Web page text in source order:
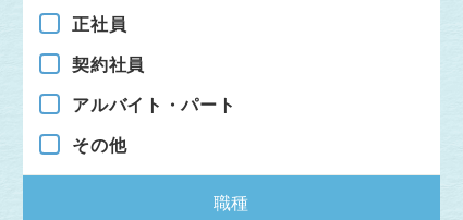
正社員
契約社員
アルバイト・パート
その他
職種